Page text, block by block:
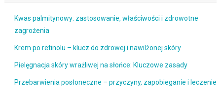
Kwas palmitynowy: zastosowanie, właściwości i zdrowotne
zagrożenia
Krem po retinolu – klucz do zdrowej i nawilżonej skóry
Pielęgnacja skóry wrażliwej na słońce: Kluczowe zasady
Przebarwienia posłoneczne – przyczyny, zapobieganie i leczenie